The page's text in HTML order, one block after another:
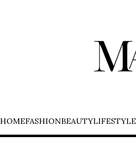
HOMEFASHIONBEAUTYLIFESTYLE